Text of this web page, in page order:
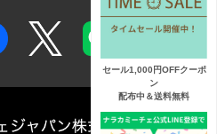
セール1,000円OFFクーポ
ン
配布中＆送料無料